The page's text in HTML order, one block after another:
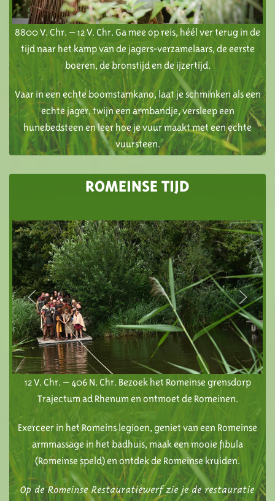
8800 V. Chr. – 12 V. Chr. Ga mee op reis, héél ver terug in de
tijd naar het kamp van de jagers-verzamelaars, de eerste
boeren, de bronstijd en de ijzertijd.
Vaar in een echte boomstamkano, laat je schminken als een
echte jager, twijn een armbandje, versleep een
hunebedsteen en leer hoe je vuur maakt met een echte
vuursteen.
ROMEINSE TIJD
12 V. Chr. – 406 N. Chr. Bezoek het Romeinse grensdorp
Trajectum ad Rhenum en ontmoet de Romeinen.
Exerceer in het Romeins legioen, geniet van een Romeinse
armmassage in het badhuis, maak een mooie fibula
(Romeinse speld) en ontdek de Romeinse kruiden.
Op de Romeinse Restauratiewerf zie je de restauratie